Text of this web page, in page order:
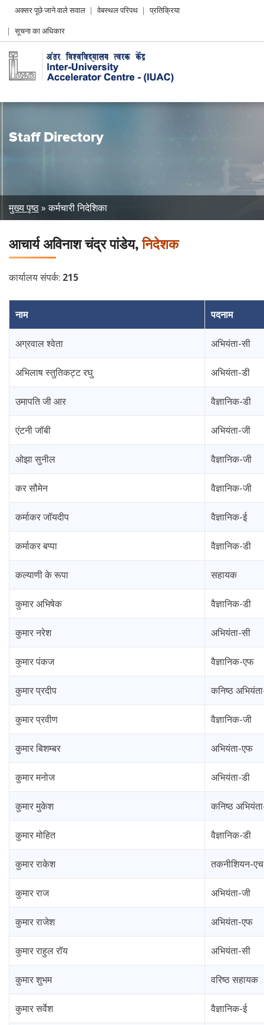
Header
menu
अक्सर पूछे जाने वाले सवाल वेबस्थल परिपथ
प्रतिक्रिया
सूचना का अधिकार
Staff Directory
Breadcrumb
मुख्य पृष्ठ कर्मचारी निदेशिका
आचार्य अविनाश चंद्र पांडेय,निदेशक
कार्यालय संपर्क: 215
नाम पदनाम
अग्रवाल श्वेता अभियंता-सी
अभिलाष स्तुतिकट्ट रघु अभियंता-डी
उमापति जी आर वैज्ञानिक-डी
एंटनी जॉबी अभियंता-जी
ओझा सुनील वैज्ञानिक-जी
कर सौमेन वैज्ञानिक-जी
कर्माकर जॉयदीप वैज्ञानिक-ई
कर्माकर बप्पा वैज्ञानिक-डी
कल्याणी के रूपा सहायक
कुमार अभिषेक वैज्ञानिक-डी
कुमार नरेश अभियंता-सी
कुमार पंकज वैज्ञानिक-एफ
कुमार प्रदीप कनिष्ठ
कुमार प्रवीण वैज्ञानिक-जी
कुमार बिशम्बर अभियंता-एफ
कुमार मनोज अभियंता-डी
कुमार मुकेश कनिष्ठ
कुमार मोहित वैज्ञानिक-डी
कुमार राकेश तकनीशियन-एच
कुमार राज अभियंता-जी
कुमार राजेश अभियंता-एफ
कुमार राहुल रॉय अभियंता-सी
कुमार शुभम वरिष्ठ सहायक
कुमार सर्वेश वैज्ञानिक-ई